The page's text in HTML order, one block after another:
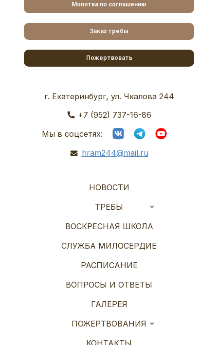
Молитва по соглашению
Заказ требы
Пожертвовать
г. Екатеринбург, ул. Чкалова 244
+7 (952) 737-16-86
Мы в соцсетях:
hram244@mail.ru
НОВОСТИ
ТРЕБЫ
ВОСКРЕСНАЯ ШКОЛА
СЛУЖБА МИЛОСЕРДИЕ
РАСПИСАНИЕ
ВОПРОСЫ И ОТВЕТЫ
ГАЛЕРЕЯ
ПОЖЕРТВОВАНИЯ
КОНТАКТЫ